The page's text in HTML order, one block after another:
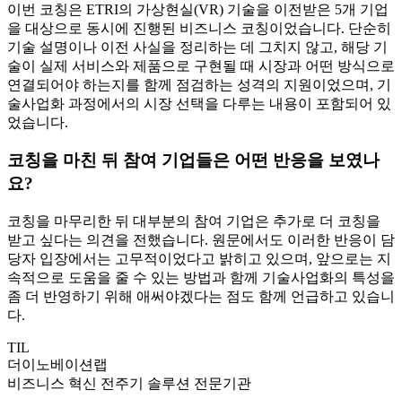
이번 코칭은 ETRI의 가상현실(VR) 기술을 이전받은 5개 기업
을 대상으로 동시에 진행된 비즈니스 코칭이었습니다. 단순히
기술 설명이나 이전 사실을 정리하는 데 그치지 않고, 해당 기
술이 실제 서비스와 제품으로 구현될 때 시장과 어떤 방식으로
연결되어야 하는지를 함께 점검하는 성격의 지원이었으며, 기
술사업화 과정에서의 시장 선택을 다루는 내용이 포함되어 있
었습니다.
코칭을 마친 뒤 참여 기업들은 어떤 반응을 보였나
요?
코칭을 마무리한 뒤 대부분의 참여 기업은 추가로 더 코칭을
받고 싶다는 의견을 전했습니다. 원문에서도 이러한 반응이 담
당자 입장에서는 고무적이었다고 밝히고 있으며, 앞으로는 지
속적으로 도움을 줄 수 있는 방법과 함께 기술사업화의 특성을
좀 더 반영하기 위해 애써야겠다는 점도 함께 언급하고 있습니
다.
TIL
더이노베이션랩
비즈니스 혁신 전주기 솔루션 전문기관